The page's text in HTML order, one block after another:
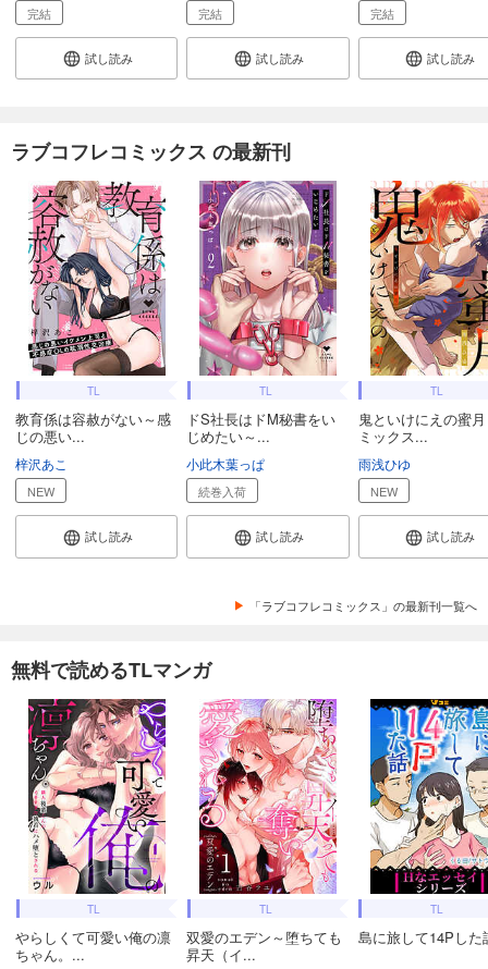
完結
試し読み
完結
試し読み
完結
試し読み
ラブコフレコミックス の最新刊
TL
教育係は容赦がない～感
じの悪い...
梓沢あこ
NEW
試し読み
TL
ドS社長はドM秘書をい
じめたい～...
小此木葉っぱ
続巻入荷
試し読み
TL
鬼といけにえの蜜
ミックス...
雨浅ひゆ
NEW
試し読み
「ラブコフレコミックス」の最新刊一覧へ
無料で読めるTLマンガ
TL
やらしくて可愛い俺の凛
ちゃん。...
TL
双愛のエデン～堕ちても
昇天（イ...
TL
島に旅して14Pした